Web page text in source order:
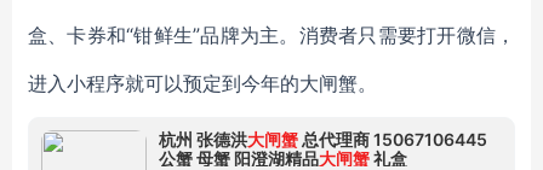
盒、卡券和“钳鲜生”品牌为主。消费者只需要打开微信，
进入小程序就可以预定到今年的大闸蟹。
杭州 张德洪大闸蟹 总代理商 15067106445
公蟹 母蟹 阳澄湖精品大闸蟹礼盒